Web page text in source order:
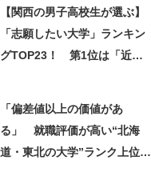
【関西の男子高校生が選ぶ】
「志願したい大学」ランキン
グTOP23！ 第1位は「近畿
「偏差値以上の価値があ
る」 就職評価が高い“北海
道・東北の大学”ランク上位に